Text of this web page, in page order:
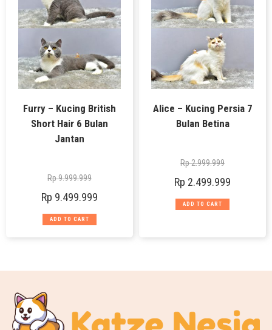
Furry – Kucing British
Short Hair 6 Bulan
Jantan
Rp9.999.999
Rp 9.499.999
ADD TO CART
Alice – Kucing Persia 7
Bulan Betina
Rp2.999.999
Rp 2.499.999
ADD TO CART